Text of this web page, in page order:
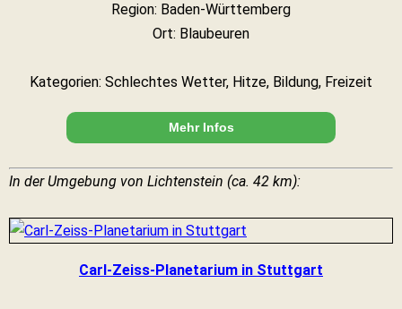
Region: Baden-Württemberg
Ort: Blaubeuren
Kategorien: Schlechtes Wetter, Hitze, Bildung, Freizeit
Mehr Infos
In der Umgebung von Lichtenstein (ca. 42 km):
Carl-Zeiss-Planetarium in Stuttgart